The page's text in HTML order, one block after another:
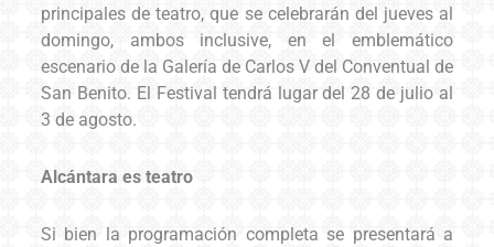
principales de teatro, que se celebrarán del jueves al
domingo, ambos inclusive, en el emblemático
escenario de la Galería de Carlos V del Conventual de
San Benito. El Festival tendrá lugar del 28 de julio al
3 de agosto.
Alcántara es teatro
Si bien la programación completa se presentará a